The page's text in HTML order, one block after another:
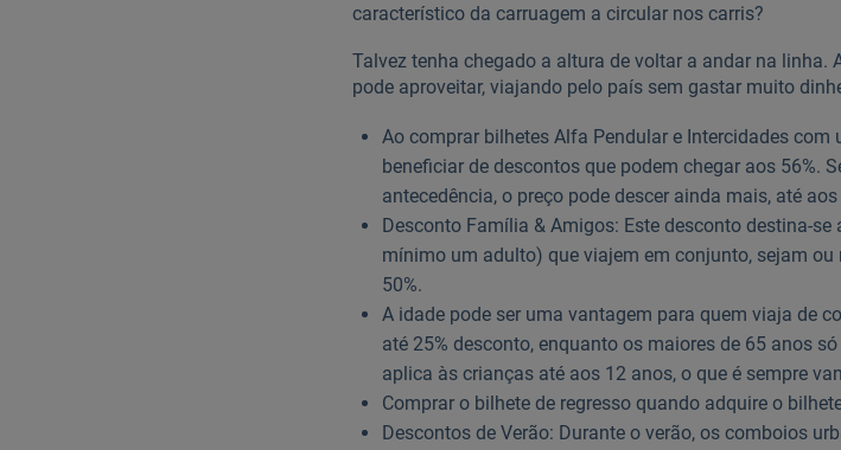
característico da carruagem a circular nos carris?
Talvez tenha chegado a altura de voltar a andar na linha.
pode aproveitar, viajando pelo país sem gastar muito
Ao comprar bilhetes Alfa Pendular e Intercidades
beneficiar de descontos que podem chegar aos 56%.
antecedência, o preço pode descer ainda mais, até aos
Desconto Família & Amigos: Este desconto destina-
mínimo um adulto) que viajem em conjunto, sejam
50%.
A idade pode ser uma vantagem para quem viaja de
até 25% desconto, enquanto os maiores de 65 anos
aplica às crianças até aos 12 anos, o que é sempre
Comprar o bilhete de regresso quando adquire o
Descontos de Verão: Durante o verão, os comboios